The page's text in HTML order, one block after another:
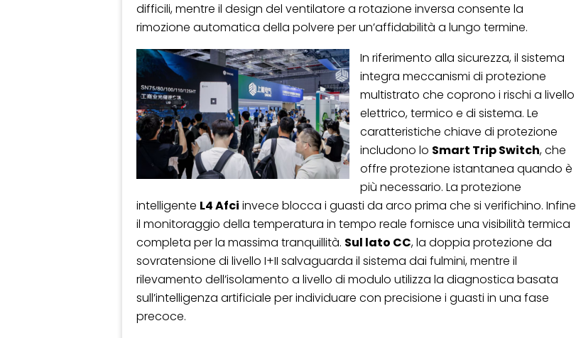
difficili, mentre il design del ventilatore a rotazione inversa consente la
rimozione automatica della polvere per un’affidabilità a lungo termine.
In riferimento alla sicurezza, il sistema
integra meccanismi di protezione
multistrato che coprono i rischi a livello
elettrico, termico e di sistema. Le
caratteristiche chiave di protezione
includono lo Smart Trip Switch, che
offre protezione istantanea quando è
più necessario. La protezione
intelligente L4 Afci invece blocca i guasti da arco prima che si verifichino. Infine
il monitoraggio della temperatura in tempo reale fornisce una visibilità termica
completa per la massima tranquillità. Sul lato CC, la doppia protezione da
sovratensione di livello I+II salvaguarda il sistema dai fulmini, mentre il
rilevamento dell’isolamento a livello di modulo utilizza la diagnostica basata
sull’intelligenza artificiale per individuare con precisione i guasti in una fase
precoce.